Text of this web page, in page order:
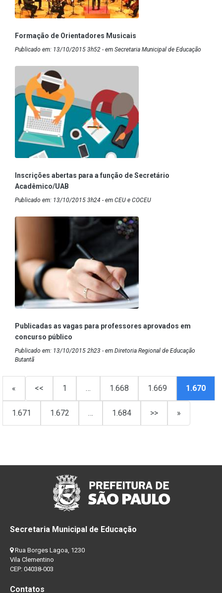
Formação de Orientadores Musicais
Publicado em: 13/10/2015 3h52 - em Secretaria Municipal de Educação
Inscrições abertas para a função de Secretário
Acadêmico/UAB
Publicado em: 13/10/2015 3h24 - em CEU e COCEU
Publicadas as vagas para professores aprovados em
concurso público
Publicado em: 13/10/2015 2h23 - em Diretoria Regional de Educação
Butantã
« << 1 … 1.668 1.669 1.670
1.671 1.672 … 1.684 >> »
Secretaria Municipal de Educação
Rua Borges Lagoa, 1230
Vila Clementino
CEP: 04038-003
Contatos